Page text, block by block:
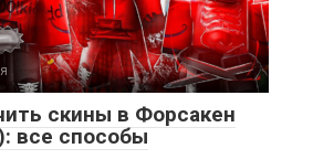
скины в Форсакен
все способы